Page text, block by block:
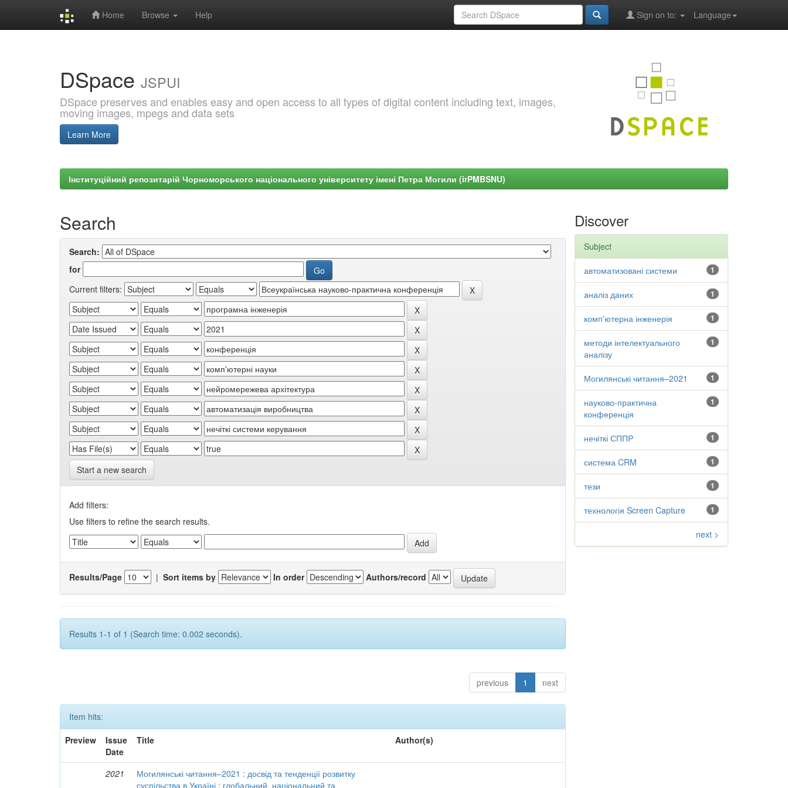
Home Browse Help Language
Sign on to:
DSpace JSPUI
DSpace preserves and enables easy and open access to all types of digital content including text, images,
moving images, mpegs and data sets
Learn More
Інституційний репозитарій Чорноморського національного університету імені Петра Могили (irPMBSNU)
Search
Search:
for
Current filters:
Start a new search
Add filters:
Use filters to refine the search results.
Results/Page | Sort items by In order Authors/record
Results 1-1 of 1 (Search time: 0.002 seconds).
previous 1 next
Item hits:
Preview
Issue
Date
Title Author(s)
2021
Могилянські читання–2021 : досвід та тенденції розвитку
суспільства в Україні : глобальний, національний та
Discover
Subject
1
автоматизовані системи
1
аналіз даних
1
комп'ютерна інженерія
1
методи інтелектуального
аналізу
1
Могилянські читання–2021
1
науково-практична
конференція
1
нечіткі СППР
1
система CRM
1
тези
1
технологія Screen Capture
next >